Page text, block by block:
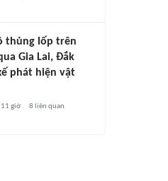
thủng lốp trên
Gia Lai, Đắk
phát hiện vật
11 giờ 8 liên quan